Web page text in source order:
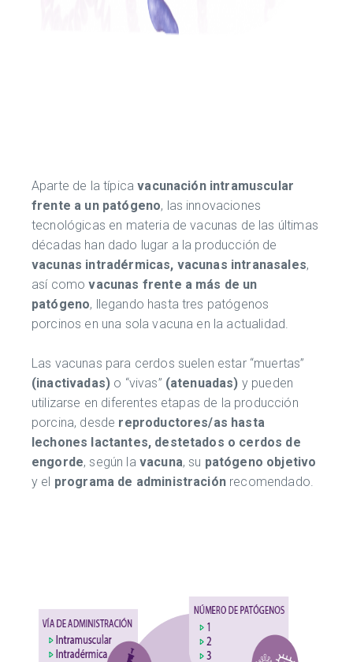
Aparte de la típicavacunación intramuscular
frente a un patógeno, las innovaciones
tecnológicas en materia de vacunas de las últimas
décadas han dado lugar a la producción de
vacunas intradérmicas, vacunas intranasales,
así comovacunas frente a más de un
patógeno, llegando hasta tres patógenos
porcinos en una sola vacuna en la actualidad.
Las vacunas para cerdos suelen estar “muertas”
(inactivadas) o “vivas” (atenuadas) y pueden
utilizarse en diferentes etapas de la producción
porcina, desde reproductores/as hasta
lechones lactantes, destetados o cerdos de
engorde, según la vacuna, su patógeno objetivo
y el programa de administración recomendado.